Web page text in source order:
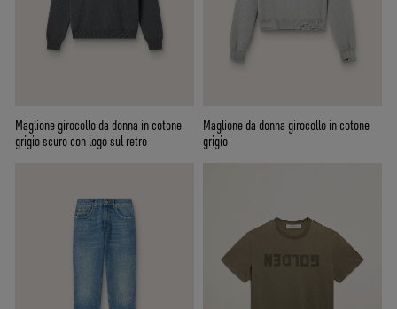
Maglione girocollo da donna in cotone
grigio scuro con logo sul retro
Maglione da donna girocollo in cotone
grigio